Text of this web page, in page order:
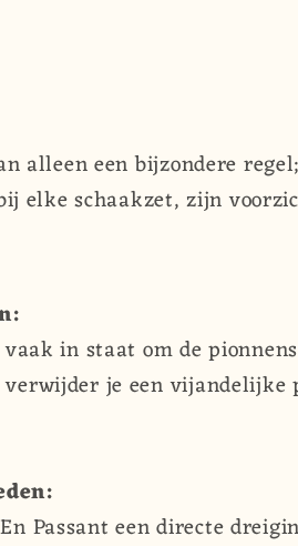
alleen een bijzondere
elke schaakzet, zijn
in staat om de
je een
Passant een directe